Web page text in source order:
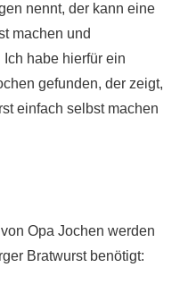
nennt, der kann eine
machen und
habe hierfür ein
gefunden, der zeigt,
einfach selbst machen
Opa Jochen werden
Bratwurst benötigt: